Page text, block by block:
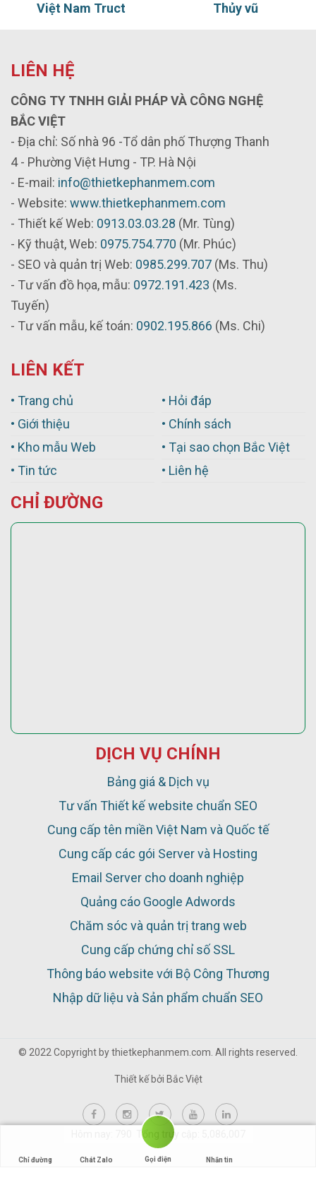
Việt Nam Truct Thủy vũ
LIÊN HỆ
CÔNG TY TNHH GIẢI PHÁP VÀ CÔNG NGHỆ
BẮC VIỆT
- Địa chỉ: Số nhà 96 -Tổ dân phố Thượng Thanh
4 - Phường Việt Hưng - TP. Hà Nội
- E-mail: info@thietkephanmem.com
- Website: www.thietkephanmem.com
- Thiết kế Web: 0913.03.03.28 (Mr. Tùng)
- Kỹ thuật, Web: 0975.754.770 (Mr. Phúc)
- SEO và quản trị Web: 0985.299.707 (Ms. Thu)
- Tư vấn đồ họa, mẫu: 0972.191.423 (Ms.
Tuyến)
- Tư vấn mẫu, kế toán: 0902.195.866 (Ms. Chi)
LIÊN KẾT
• Trang chủ
• Giới thiệu
• Kho mẫu Web
• Tin tức
• Hỏi đáp
• Chính sách
• Tại sao chọn Bắc Việt
• Liên hệ
CHỈ ĐƯỜNG
DỊCH VỤ CHÍNH
Bảng giá & Dịch vụ
Tư vấn Thiết kế website chuẩn SEO
Cung cấp tên miền Việt Nam và Quốc tế
Cung cấp các gói Server và Hosting
Email Server cho doanh nghiệp
Quảng cáo Google Adwords
Chăm sóc và quản trị trang web
Cung cấp chứng chỉ số SSL
Thông báo website với Bộ Công Thương
Nhập dữ liệu và Sản phẩm chuẩn SEO
© 2022 Copyright by thietkephanmem.com. All rights reserved.
Thiết kế bởi Bắc Việt
Hôm nay: 790 Tổng truy cập: 5,086,007
Chỉ đường Chát Zalo Gọi điện Nhắn tin